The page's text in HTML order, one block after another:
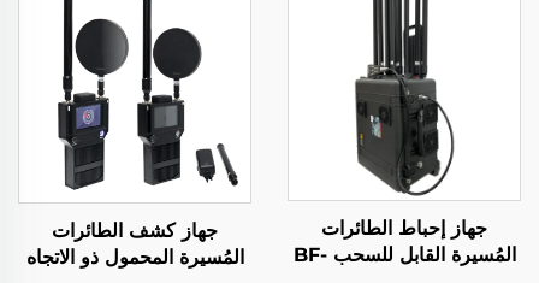
جهاز إحباط الطائرات
المُسيرة القابل للسحب BF-
جهاز كشف الطائرات
المُسيرة المحمول ذو الاتجاه